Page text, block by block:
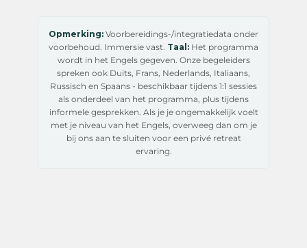
Opmerking: Voorbereidings-/integratiedata onder
voorbehoud. Immersie vast. Taal: Het programma
wordt in het Engels gegeven. Onze begeleiders
spreken ook Duits, Frans, Nederlands, Italiaans,
Russisch en Spaans - beschikbaar tijdens 1:1 sessies
als onderdeel van het programma, plus tijdens
informele gesprekken. Als je je ongemakkelijk voelt
met je niveau van het Engels, overweeg dan om je
bij ons aan te sluiten voor een privé retreat
ervaring.